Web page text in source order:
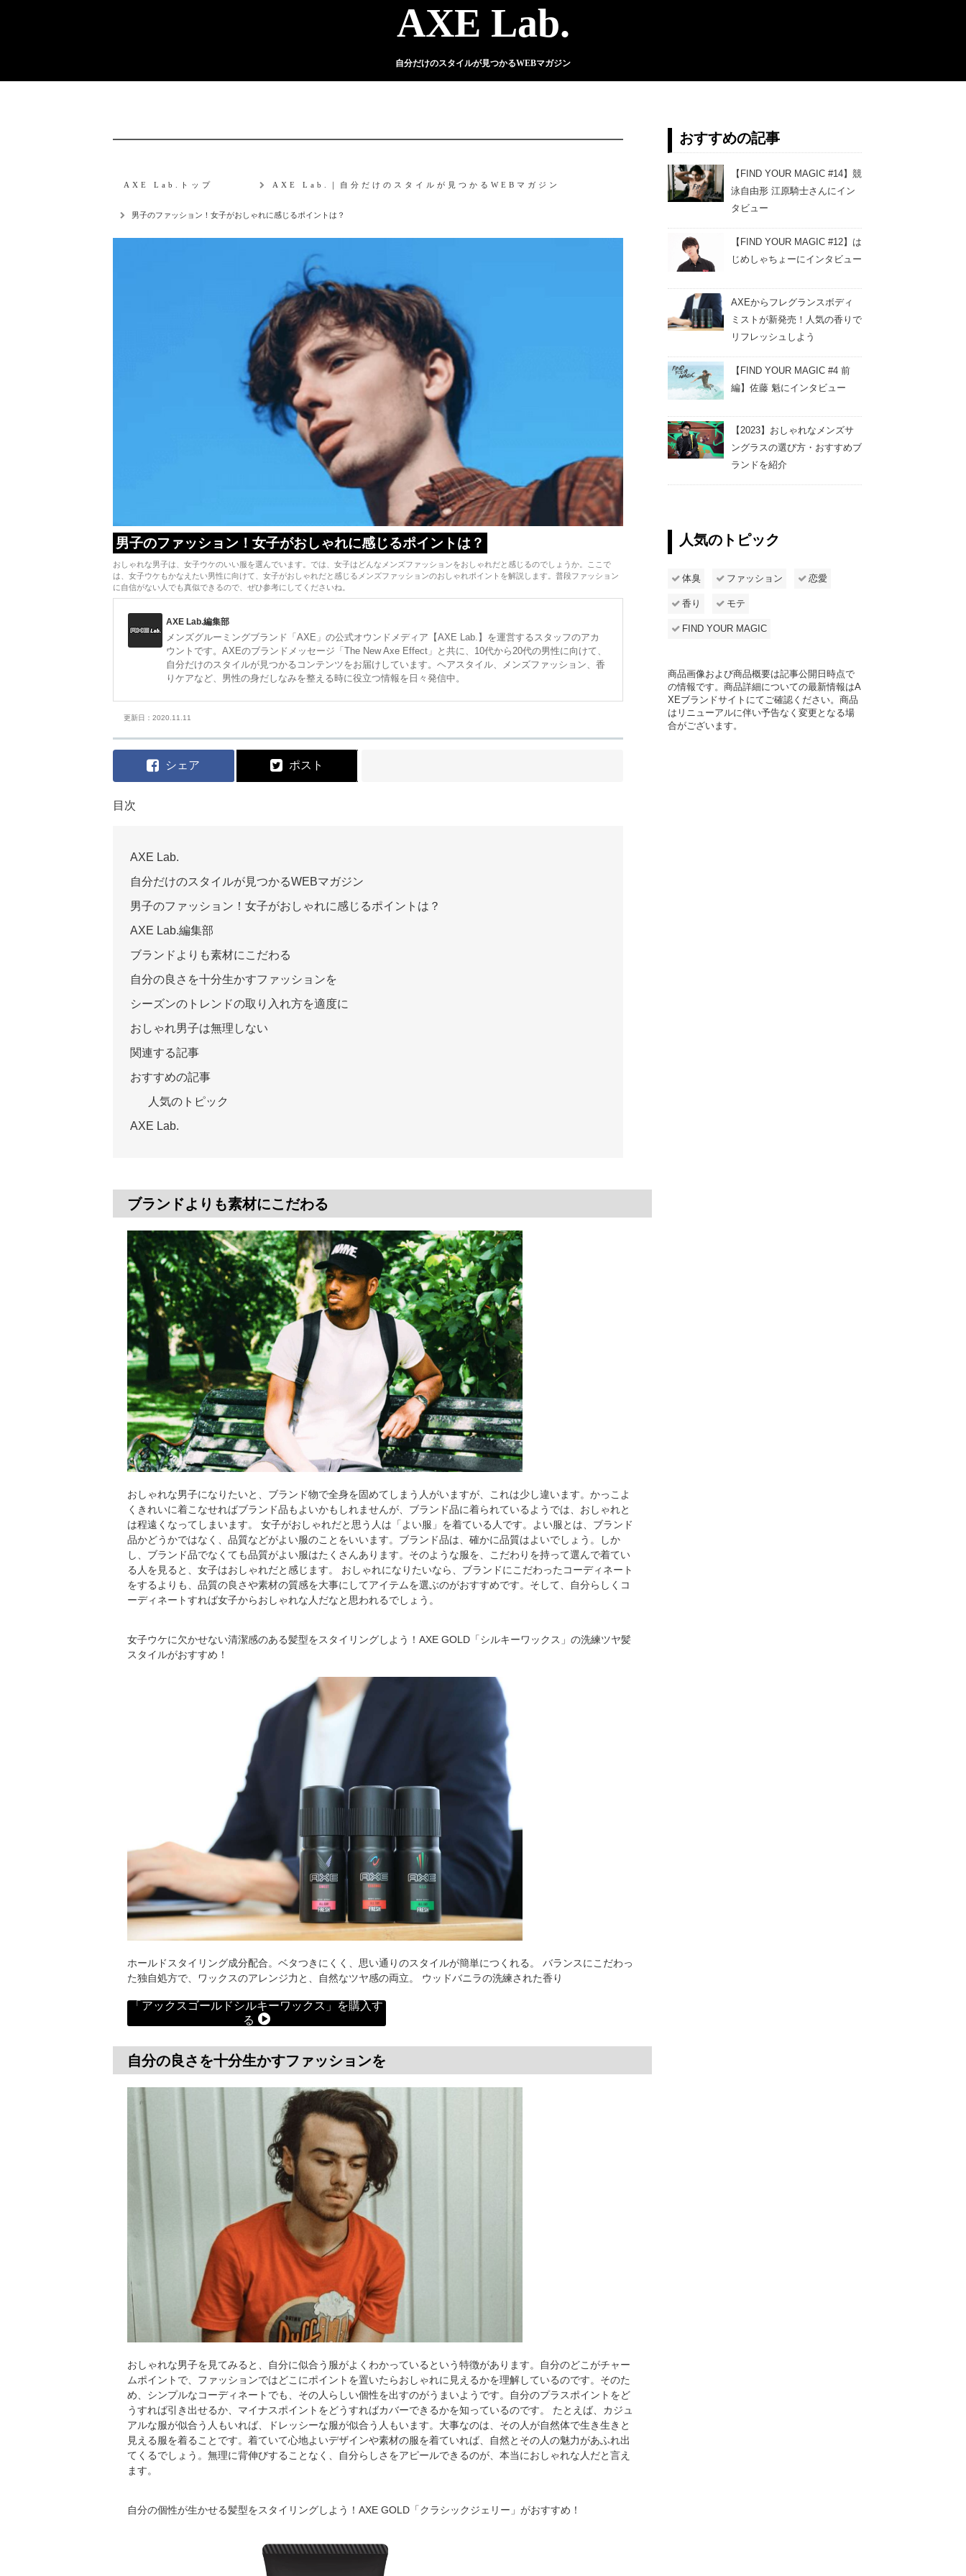
AXE Lab.
自分だけのスタイルが見つかるWEBマガジン
AXE Lab.トップ AXE Lab.｜自分だけのスタイルが見つかるWEBマガジン
男子のファッション！女子がおしゃれに感じるポイントは？
男子のファッション！女子がおしゃれに感じるポイントは？
おしゃれな男子は、女子ウケのいい服を選んでいます。では、女子はどんなメンズファッションをおしゃれだと感じるのでしょうか。ここで
は、女子ウケもかなえたい男性に向けて、女子がおしゃれだと感じるメンズファッションのおしゃれポイントを解説します。普段ファッション
に自信がない人でも真似できるので、ぜひ参考にしてくださいね。
AXE Lab.編集部
メンズグルーミングブランド「AXE」の公式オウンドメディア【AXE Lab.】を運営するスタッフのアカ
ウントです。AXEのブランドメッセージ「The New Axe Effect」と共に、10代から20代の男性に向けて、
自分だけのスタイルが見つかるコンテンツをお届けしています。ヘアスタイル、メンズファッション、香
りケアなど、男性の身だしなみを整える時に役立つ情報を日々発信中。
更新日：2020.11.11
シェア ポスト
目次
AXE Lab.
自分だけのスタイルが見つかるWEBマガジン
男子のファッション！女子がおしゃれに感じるポイントは？
AXE Lab.編集部
ブランドよりも素材にこだわる
自分の良さを十分生かすファッションを
シーズンのトレンドの取り入れ方を適度に
おしゃれ男子は無理しない
関連する記事
おすすめの記事
人気のトピック
AXE Lab.
ブランドよりも素材にこだわる
おしゃれな男子になりたいと、ブランド物で全身を固めてしまう人がいますが、これは少し違います。かっこよ
くきれいに着こなせればブランド品もよいかもしれませんが、ブランド品に着られているようでは、おしゃれと
は程遠くなってしまいます。 女子がおしゃれだと思う人は「よい服」を着ている人です。よい服とは、ブランド
品かどうかではなく、品質などがよい服のことをいいます。ブランド品は、確かに品質はよいでしょう。しか
し、ブランド品でなくても品質がよい服はたくさんあります。そのような服を、こだわりを持って選んで着てい
る人を見ると、女子はおしゃれだと感じます。 おしゃれになりたいなら、ブランドにこだわったコーディネート
をするよりも、品質の良さや素材の質感を大事にしてアイテムを選ぶのがおすすめです。そして、自分らしくコ
ーディネートすれば女子からおしゃれな人だなと思われるでしょう。
女子ウケに欠かせない清潔感のある髪型をスタイリングしよう！AXE GOLD「シルキーワックス」の洗練ツヤ髪
スタイルがおすすめ！
ホールドスタイリング成分配合。ベタつきにくく、思い通りのスタイルが簡単につくれる。 バランスにこだわっ
た独自処方で、ワックスのアレンジ力と、自然なツヤ感の両立。 ウッドバニラの洗練された香り
「アックスゴールドシルキーワックス」を購入す
る
自分の良さを十分生かすファッションを
おしゃれな男子を見てみると、自分に似合う服がよくわかっているという特徴があります。自分のどこがチャー
ムポイントで、ファッションではどこにポイントを置いたらおしゃれに見えるかを理解しているのです。そのた
め、シンプルなコーディネートでも、その人らしい個性を出すのがうまいようです。自分のプラスポイントをど
うすれば引き出せるか、マイナスポイントをどうすればカバーできるかを知っているのです。 たとえば、カジュ
アルな服が似合う人もいれば、ドレッシーな服が似合う人もいます。大事なのは、その人が自然体で生き生きと
見える服を着ることです。着ていて心地よいデザインや素材の服を着ていれば、自然とその人の魅力があふれ出
てくるでしょう。無理に背伸びすることなく、自分らしさをアピールできるのが、本当におしゃれな人だと言え
ます。
自分の個性が生かせる髪型をスタイリングしよう！AXE GOLD「クラシックジェリー」がおすすめ！
おすすめの記事
【FIND YOUR MAGIC #14】競
泳自由形 江原騎士さんにイン
タビュー
【FIND YOUR MAGIC #12】は
じめしゃちょーにインタビュー
AXEからフレグランスボディ
ミストが新発売！人気の香りで
リフレッシュしよう
【FIND YOUR MAGIC #4 前
編】佐藤 魁にインタビュー
【2023】おしゃれなメンズサ
ングラスの選び方・おすすめブ
ランドを紹介
人気のトピック
体臭 ファッション 恋愛
香り モテ
FIND YOUR MAGIC
商品画像および商品概要は記事公開日時点で
の情報です。商品詳細についての最新情報はA
XEブランドサイトにてご確認ください。商品
はリニューアルに伴い予告なく変更となる場
合がございます。